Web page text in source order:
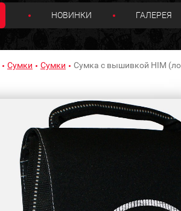
НОВИНКИ ГАЛЕРЕЯ
Сумки Сумки Сумка с вышивкой HIM